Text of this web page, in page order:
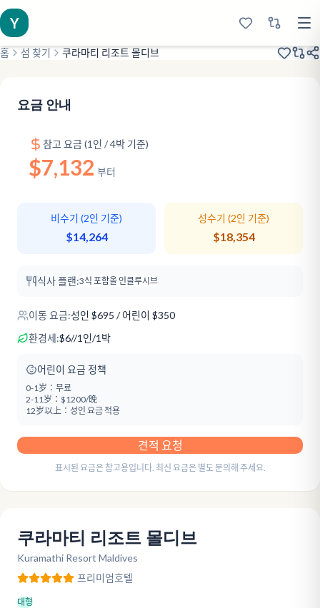
Y
홈 섬 찾기 쿠라마티 리조트 몰디브
요금 안내
참고 요금 (1인 / 4박 기준)
$7,132 부터
비수기 (2인 기준)
$14,264
성수기 (2인 기준)
$18,354
식사 플랜:3식 포함올 인클루시브
이동 요금:성인 $695 / 어린이 $350
환경세:$6//1인/1박
어린이 요금 정책
0-1岁： 무료
2-11岁： $1200/晚
12岁以上： 성인 요금 적용
견적 요청
표시된 요금은 참고용입니다. 최신 요금은 별도 문의해 주세요.
쿠라마티 리조트 몰디브
Kuramathi Resort Maldives
프리미엄호텔
대형